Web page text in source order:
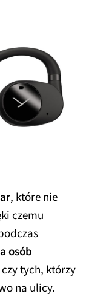
, które nie
czemu
osób
tych, którzy
na ulicy.